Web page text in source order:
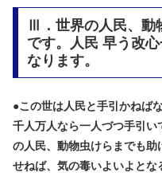
Ⅲ．世界の人民、動
です。人民 早う改
なります。
●この世は人民と手引かねば
千人万人なら一人づつ手引
の人民、動物虫けらまでも
せねば、気の毒いよいよとな